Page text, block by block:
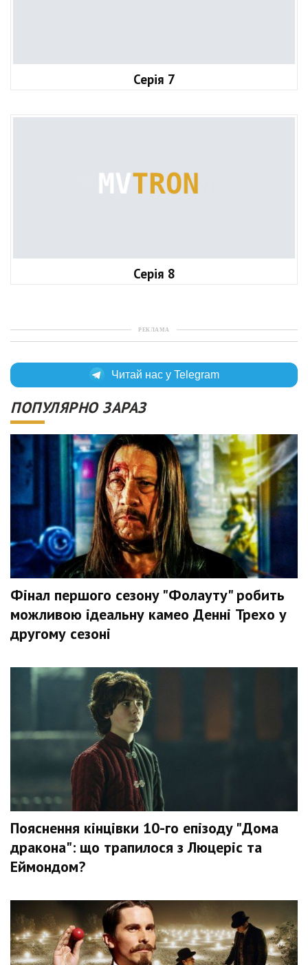
Серія 7
Серія 8
РЕКЛАМА
Читай нас у Telegram
ПОПУЛЯРНО ЗАРАЗ
Фінал першого сезону "Фолауту" робить
можливою ідеальну камео Денні Трехо у
другому сезоні
Пояснення кінцівки 10-го епізоду "Дома
дракона": що трапилося з Люцеріс та
Еймондом?